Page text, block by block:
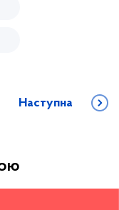
Наступна